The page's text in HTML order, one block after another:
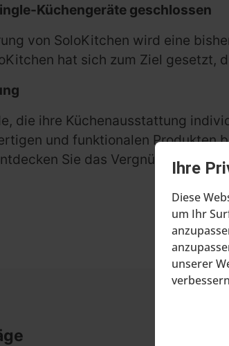
Ihre
Diese
um Ihr
unserer
Küchengeräte geschlossen
von SoloKitchen wird eine
hat sich zum Ziel gesetzt,
die ihre Küchenausstattung
und funktionalen Produkten
Sie das Vergnügen des